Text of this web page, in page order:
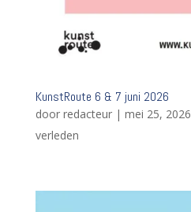
KunstRoute 6 & 7 juni 2026
door redacteur| mei 25, 2026
verleden